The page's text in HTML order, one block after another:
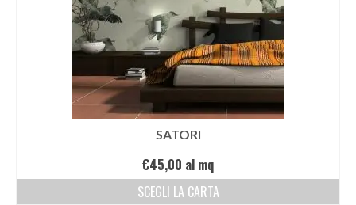
SATORI
€45,00 al mq
SCEGLI LA CARTA